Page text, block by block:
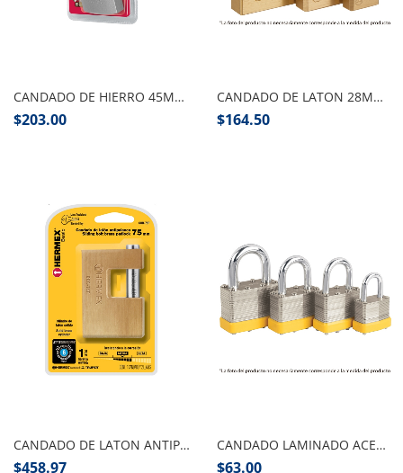
CANDADO DE HIERRO 45MM LARGO 2 PIEZAS
$203.00
CANDADO DE LATON 28MM COMBINACION TRUPER
$164.50
CANDADO DE LATON ANTIPALANCA 75MM HERMEX BASIC
$458.97
CANDADO LAMINADO ACERO 30MM PRETUL
$63.00